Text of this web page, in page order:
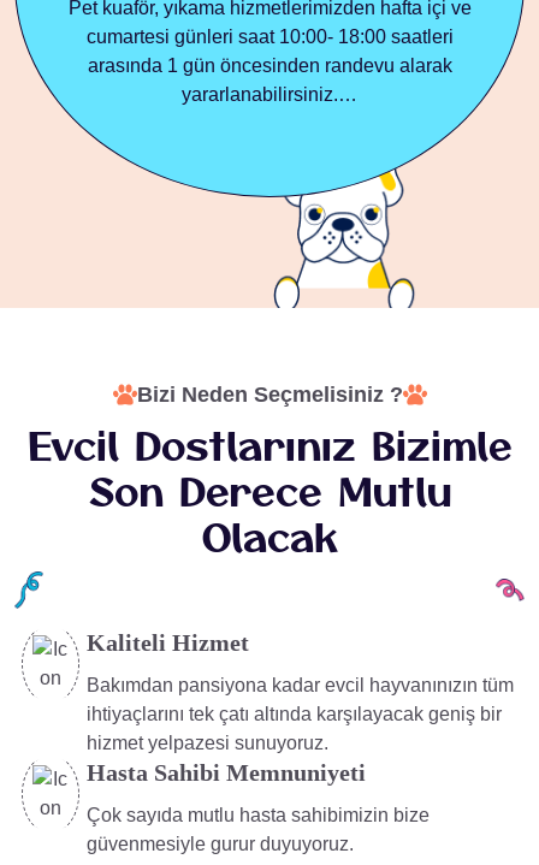
Pet kuaför, yıkama hizmetlerimizden hafta içi ve
cumartesi günleri saat 10:00- 18:00 saatleri
arasında 1 gün öncesinden randevu alarak
yararlanabilirsiniz.…
Bizi Neden Seçmelisiniz ?
Evcil Dostlarınız Bizimle
Son Derece Mutlu
Olacak
Kaliteli Hizmet
Bakımdan pansiyona kadar evcil hayvanınızın tüm
ihtiyaçlarını tek çatı altında karşılayacak geniş bir
hizmet yelpazesi sunuyoruz.
Hasta Sahibi Memnuniyeti
Çok sayıda mutlu hasta sahibimizin bize
güvenmesiyle gurur duyuyoruz.